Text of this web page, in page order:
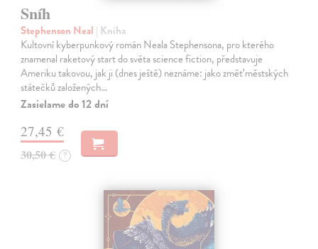
Sníh
Stephenson Neal | Kniha
Kultovní kyberpunkový román Neala Stephensona, pro kterého
znamenal raketový start do světa science fiction, představuje
Ameriku takovou, jak ji (dnes ještě) neznáme: jako změť městských
státečků založených…
Zasielame do 12 dní
27,45 €
30,50 € ?